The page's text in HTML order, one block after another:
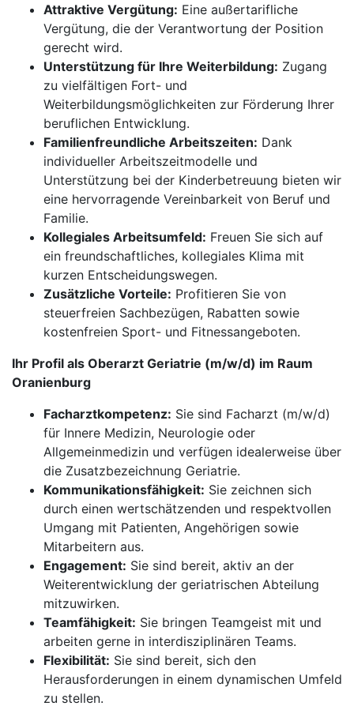
Attraktive Vergütung: Eine außertarifliche
Vergütung, die der Verantwortung der Position
gerecht wird.
Unterstützung für Ihre Weiterbildung: Zugang
zu vielfältigen Fort- und
Weiterbildungsmöglichkeiten zur Förderung Ihrer
beruflichen Entwicklung.
Familienfreundliche Arbeitszeiten: Dank
individueller Arbeitszeitmodelle und
Unterstützung bei der Kinderbetreuung bieten wir
eine hervorragende Vereinbarkeit von Beruf und
Familie.
Kollegiales Arbeitsumfeld: Freuen Sie sich auf
ein freundschaftliches, kollegiales Klima mit
kurzen Entscheidungswegen.
Zusätzliche Vorteile: Profitieren Sie von
steuerfreien Sachbezügen, Rabatten sowie
kostenfreien Sport- und Fitnessangeboten.
Ihr Profil als Oberarzt Geriatrie (m/w/d) im Raum
Oranienburg
Facharztkompetenz: Sie sind Facharzt (m/w/d)
für Innere Medizin, Neurologie oder
Allgemeinmedizin und verfügen idealerweise über
die Zusatzbezeichnung Geriatrie.
Kommunikationsfähigkeit: Sie zeichnen sich
durch einen wertschätzenden und respektvollen
Umgang mit Patienten, Angehörigen sowie
Mitarbeitern aus.
Engagement: Sie sind bereit, aktiv an der
Weiterentwicklung der geriatrischen Abteilung
mitzuwirken.
Teamfähigkeit: Sie bringen Teamgeist mit und
arbeiten gerne in interdisziplinären Teams.
Flexibilität: Sie sind bereit, sich den
Herausforderungen in einem dynamischen Umfeld
zu stellen.